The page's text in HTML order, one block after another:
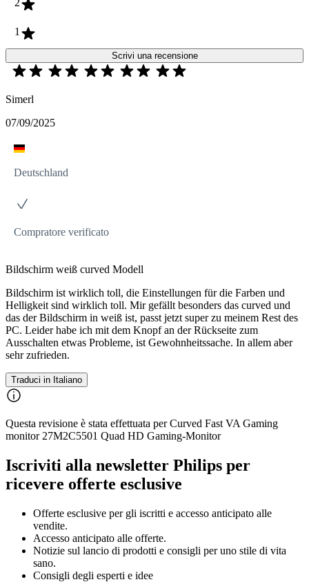
2
1
Scrivi una recensione
Simerl
07/09/2025
Deutschland
Compratore verificato
Bildschirm weiß curved Modell
Bildschirm ist wirklich toll, die Einstellungen für die Farben und
Helligkeit sind wirklich toll. Mir gefällt besonders das curved und
das der Bildschirm in weiß ist, passt jetzt super zu meinem Rest des
PC. Leider habe ich mit dem Knopf an der Rückseite zum
Ausschalten etwas Probleme, ist Gewohnheitssache. In allem aber
sehr zufrieden.
Traduci in Italiano
Questa revisione è stata effettuata per Curved Fast VA Gaming
monitor 27M2C5501 Quad HD Gaming-Monitor
Iscriviti alla newsletter Philips per
ricevere offerte esclusive
Offerte esclusive per gli iscritti e accesso anticipato alle
vendite.
Accesso anticipato alle offerte.
Notizie sul lancio di prodotti e consigli per uno stile di vita
sano.
Consigli degli esperti e idee